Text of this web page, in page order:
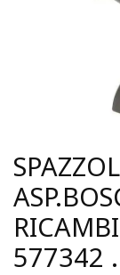
577342 .